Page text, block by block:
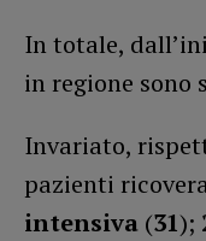
In totale,
in regione sono
Invariato,
pazienti
intensiva (31);